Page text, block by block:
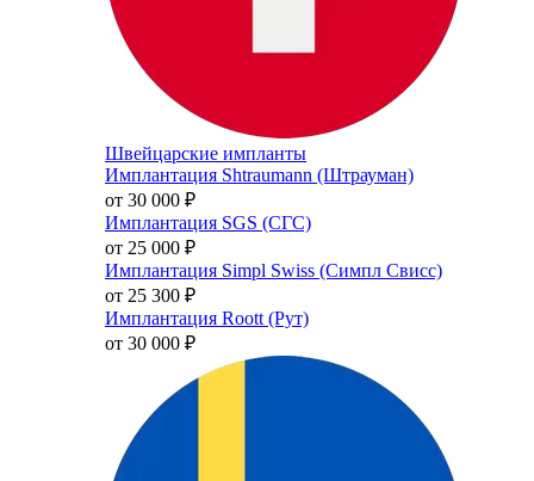
Швейцарские импланты
Имплантация Shtraumann (Штрауман)
от 30 000 ₽
Имплантация SGS (СГС)
от 25 000 ₽
Имплантация Simpl Swiss (Симпл Свисс)
от 25 300 ₽
Имплантация Roott (Рут)
от 30 000 ₽